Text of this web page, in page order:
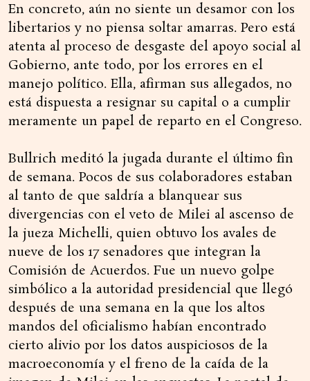
En concreto, aún no siente un desamor con los
libertarios y no piensa soltar amarras. Pero está
atenta al proceso de desgaste del apoyo social al
Gobierno, ante todo, por los errores en el
manejo político. Ella, afirman sus allegados, no
está dispuesta a resignar su capital o a cumplir
meramente un papel de reparto en el Congreso.
Bullrich meditó la jugada durante el último fin
de semana. Pocos de sus colaboradores estaban
al tanto de que saldría a blanquear sus
divergencias con el veto de Milei al ascenso de
la jueza Michelli, quien obtuvo los avales de
nueve de los 17 senadores que integran la
Comisión de Acuerdos. Fue un nuevo golpe
simbólico a la autoridad presidencial que llegó
después de una semana en la que los altos
mandos del oficialismo habían encontrado
cierto alivio por los datos auspiciosos de la
macroeconomía y el freno de la caída de la